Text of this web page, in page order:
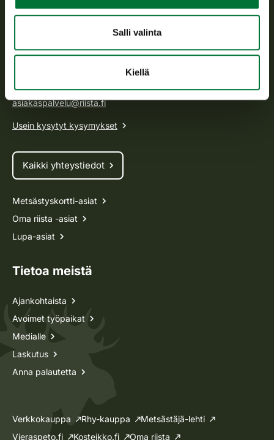
Salli valinta
Kiellä
Tietoa meistä
Asiakaspalvelu
Avoinna arkipäivisin klo 9-15.
p. 029 431 2001
asiakaspalvelu@riista.fi
Usein kysytyt kysymykset
Kaikki yhteystiedot
Metsästyskortti-asiat
Oma riista -asiat
Lupa-asiat
Tietoa meistä
Ajankohtaista
Avoimet työpaikat
Medialle
Laskutus
Anna palautetta
Verkkokauppa Rhy-kauppa
Metsästäjä-lehti
Vieraspeto.fi
Kosteikko.fi Oma riista